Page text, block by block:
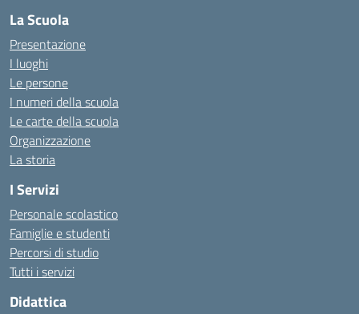
La Scuola
Presentazione
I luoghi
Le persone
I numeri della scuola
Le carte della scuola
Organizzazione
La storia
I Servizi
Personale scolastico
Famiglie e studenti
Percorsi di studio
Tutti i servizi
Didattica